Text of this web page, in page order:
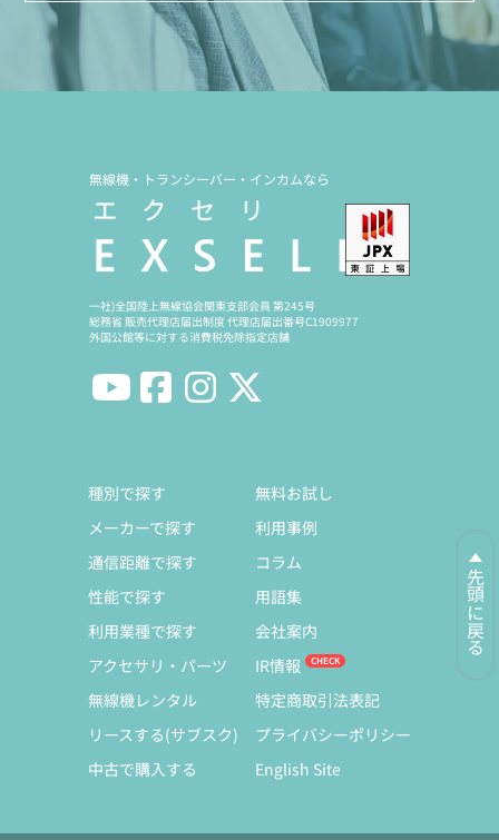
先頭に戻る
無線機・トランシーバー・インカムなら
一社)全国陸上無線協会関東支部会員 第245号
総務省 販売代理店届出制度 代理店届出番号C1909977
外国公館等に対する消費税免除指定店舗
種別で探す
メーカーで探す
通信距離で探す
性能で探す
利用業種で探す
アクセサリ・パーツ
無線機レンタル
リースする(サブスク)
中古で購入する
無料お試し
利用事例
コラム
用語集
会社案内
IR情報
特定商取引法表記
プライバシーポリシー
English Site